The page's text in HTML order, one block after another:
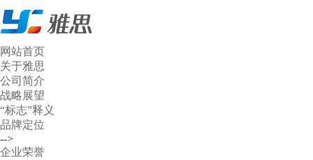
网站首页
关于雅思
公司简介
战略展望
“标志”释义
品牌定位
-->
企业荣誉